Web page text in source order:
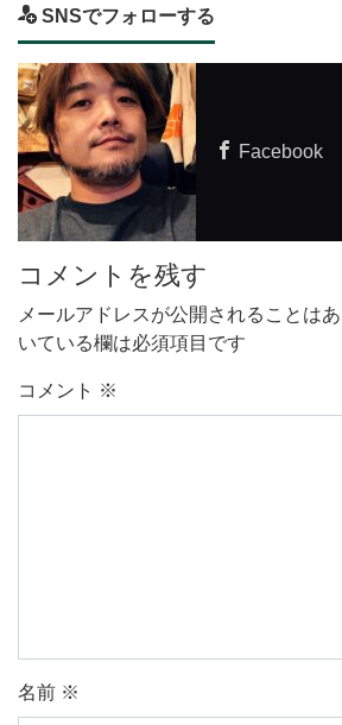
SNSでフォローする
Facebook
コメントを残す
メールアドレスが公開されることはあ
いている欄は必須項目です
コメント ※
名前 ※